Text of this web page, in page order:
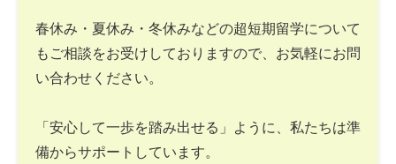
春休み・夏休み・冬休みなどの超短期留学について
もご相談をお受けしておりますので、お気軽にお問
い合わせください。
「安心して一歩を踏み出せる」ように、私たちは準
備からサポートしています。